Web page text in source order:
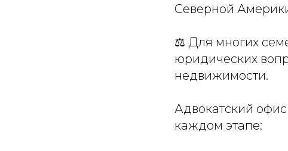
Северной
⚖️ Для многих
юридических
недвижимости.
Адвокатский
каждом этапе: